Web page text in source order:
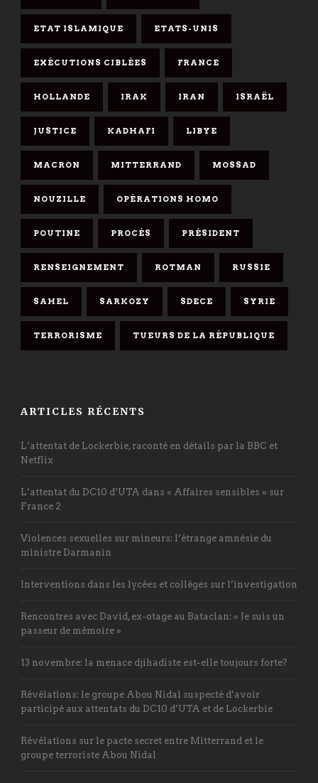
ETAT ISLAMIQUE ETATS-UNIS
EXÉCUTIONS CIBLÉES FRANCE
HOLLANDE IRAK IRAN ISRAËL
JUSTICE KADHAFI LIBYE
MACRON MITTERRAND MOSSAD
NOUZILLE OPÉRATIONS HOMO
POUTINE PROCÈS PRÉSIDENT
RENSEIGNEMENT ROTMAN RUSSIE
SAHEL SARKOZY SDECE SYRIE
TERRORISME TUEURS DE LA RÉPUBLIQUE
ARTICLES RÉCENTS
L’attentat de Lockerbie, raconté en détails par la BBC et
Netflix
L’attentat du DC10 d’UTA dans « Affaires sensibles » sur
France 2
Violences sexuelles sur mineurs: l’étrange amnésie du
ministre Darmanin
Interventions dans les lycées et collèges sur l’investigation
Rencontres avec David, ex-otage au Bataclan: « Je suis un
passeur de mémoire »
13 novembre: la menace djihadiste est-elle toujours forte?
Révélations: le groupe Abou Nidal suspecté d’avoir
participé aux attentats du DC10 d’UTA et de Lockerbie
Révélations sur le pacte secret entre Mitterrand et le
groupe terroriste Abou Nidal